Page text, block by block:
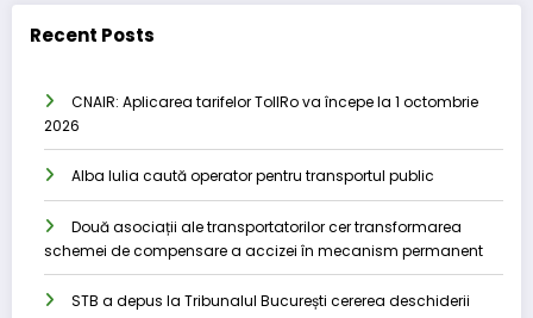
Recent Posts
CNAIR: Aplicarea tarifelor TollRo va începe la 1 octombrie
2026
Alba Iulia caută operator pentru transportul public
Două asociații ale transportatorilor cer transformarea
schemei de compensare a accizei în mecanism permanent
STB a depus la Tribunalul București cererea deschiderii